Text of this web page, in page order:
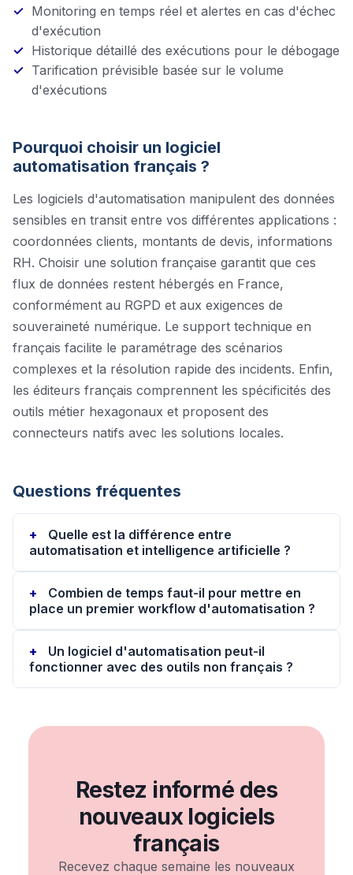
Monitoring en temps réel et alertes en cas d'échec
d'exécution
Historique détaillé des exécutions pour le débogage
Tarification prévisible basée sur le volume
d'exécutions
Pourquoi choisir un logiciel
automatisation français ?
Les logiciels d'automatisation manipulent des données
sensibles en transit entre vos différentes applications :
coordonnées clients, montants de devis, informations
RH. Choisir une solution française garantit que ces
flux de données restent hébergés en France,
conformément au RGPD et aux exigences de
souveraineté numérique. Le support technique en
français facilite le paramétrage des scénarios
complexes et la résolution rapide des incidents. Enfin,
les éditeurs français comprennent les spécificités des
outils métier hexagonaux et proposent des
connecteurs natifs avec les solutions locales.
Questions fréquentes
Quelle est la différence entre
automatisation et intelligence artificielle ?
Combien de temps faut-il pour mettre en
place un premier workflow d'automatisation ?
Un logiciel d'automatisation peut-il
fonctionner avec des outils non français ?
Restez informé des
nouveaux logiciels
français
Recevez chaque semaine les nouveaux